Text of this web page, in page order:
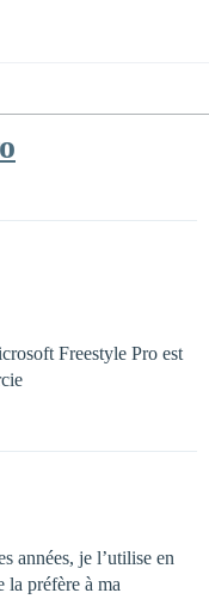
Freestyle Pro est
années, je l’utilise en
la préfère à ma